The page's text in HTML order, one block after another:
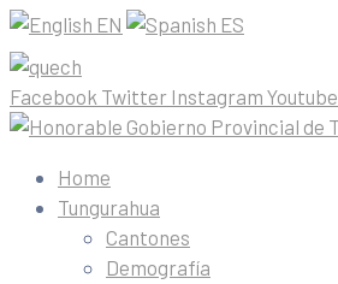
EN ES
Facebook Twitter Instagram Youtube
Home
Tungurahua
Cantones
Demografía